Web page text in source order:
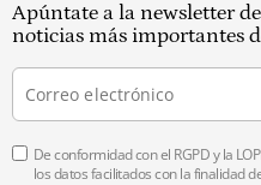
Apúntate a la newsletter
noticias más importantes
De conformidad con el RGPD y la
los datos facilitados con la finalidad